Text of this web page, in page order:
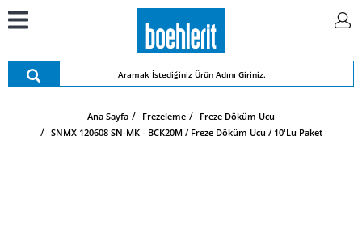
Ana Sayfa Frezeleme
Freze Döküm Ucu
SNMX 120608 SN-MK - BCK20M / Freze Döküm Ucu / 10'lu Paket